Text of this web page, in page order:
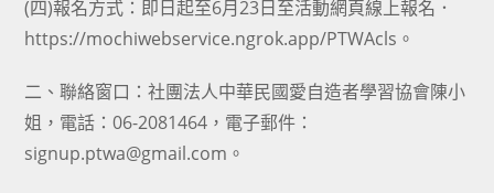
(四)報名方式：即日起至6月23日至活動網頁線上報名．
https://mochiwebservice.ngrok.app/PTWAcls。
二、聯絡窗口：社團法人中華民國愛自造者學習協會陳小
姐，電話：06-2081464，電子郵件：
signup.ptwa@gmail.com。